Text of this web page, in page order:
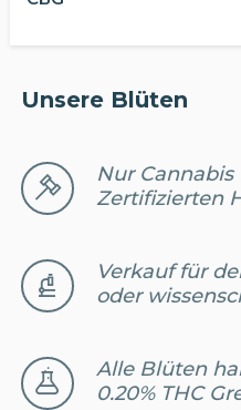
Unsere Blüten
Nur
Zertifizierten
Verkauf für
oder
Alle Blüten
0.20% THC